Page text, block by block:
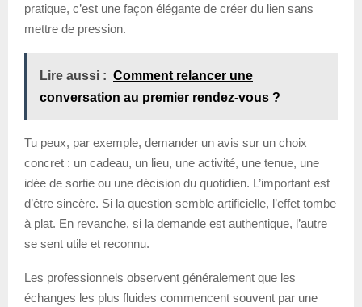
pratique, c’est une façon élégante de créer du lien sans
mettre de pression.
Lire aussi : Comment relancer une
conversation au premier rendez-vous ?
Tu peux, par exemple, demander un avis sur un choix
concret : un cadeau, un lieu, une activité, une tenue, une
idée de sortie ou une décision du quotidien. L’important est
d’être sincère. Si la question semble artificielle, l’effet tombe
à plat. En revanche, si la demande est authentique, l’autre
se sent utile et reconnu.
Les professionnels observent généralement que les
échanges les plus fluides commencent souvent par une